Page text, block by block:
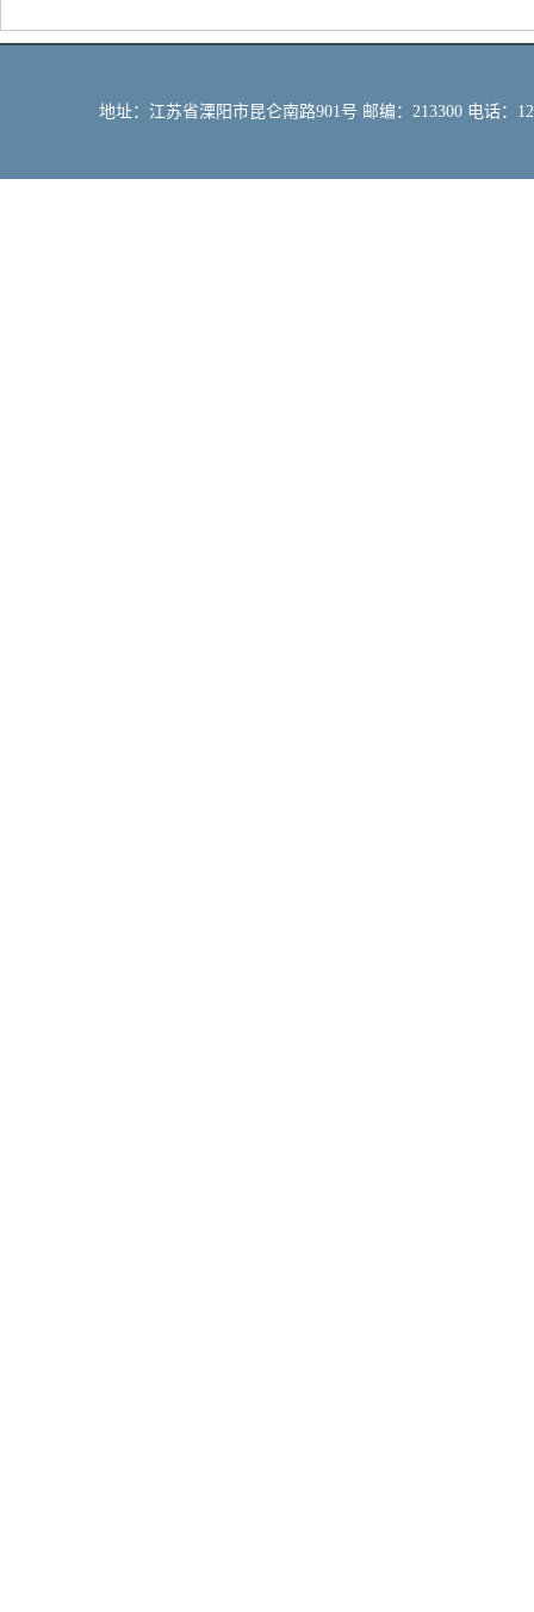
地址：江苏省溧阳市昆仑南路901号 邮编：213300 电话：